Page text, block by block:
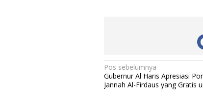
R
a
s
N
a
Pos sebelumnya
Gubernur Al Haris Apresiasi
Jannah Al-Firdaus yang Gratis